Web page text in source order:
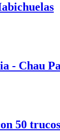
- Chau
50